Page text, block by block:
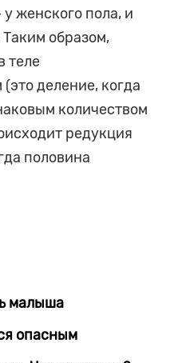
женского пола, и
образом,
теле
деление, когда
количеством
редукция
половина
малыша
опасным